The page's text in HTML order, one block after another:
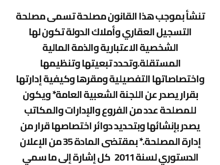
تنشأ بموجب هذا القانون مصلحة تسمى مصلحة
التسجيل العقاري وأملاك الدولة تكون لها
الشخصية الاعتبارية والذمة المالية
المستقلة.وتحدد تبعيتها وتنظيمها
واختصاصاتها التفصيلية ومقرها وكيفية إدارتها
بقرار يصدر عن اللجنة الشعبية العامة* ويكون
للمصلحة عدد من الفروع والإدارات والمكاتب
يصدر بإنشائها وبتحديد دوائر اختصاصها قرار من
إدارة المصلحة.* بمقتضى المادة 35 من الإعلان
الدستوري لسنة 2011 كل إشارة إلى ما سمي